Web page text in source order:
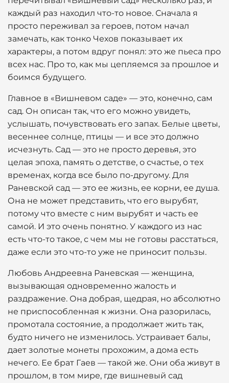
каждый раз находил что-то новое. Сначала я
просто переживал за героев, потом начал
замечать, как тонко Чехов показывает их
характеры, а потом вдруг понял: это же пьеса про
всех нас. Про то, как мы цепляемся за прошлое и
боимся будущего.
Главное в «Вишневом саде» — это, конечно, сам
сад. Он описан так, что его можно увидеть,
услышать, почувствовать его запах. Белые цветы,
весеннее солнце, птицы — и все это должно
исчезнуть. Сад — это не просто деревья, это
целая эпоха, память о детстве, о счастье, о тех
временах, когда все было по-другому. Для
Раневской сад — это ее жизнь, ее корни, ее душа.
Она не может представить, что его вырубят,
потому что вместе с ним вырубят и часть ее
самой. И это очень понятно. У каждого из нас
есть что-то такое, с чем мы не готовы расстаться,
даже если это что-то уже не приносит пользы.
Любовь Андреевна Раневская — женщина,
вызывающая одновременно жалость и
раздражение. Она добрая, щедрая, но абсолютно
не приспособленная к жизни. Она разорилась,
промотала состояние, а продолжает жить так,
будто ничего не изменилось. Устраивает балы,
дает золотые монеты прохожим, а дома есть
нечего. Ее брат Гаев — такой же. Они оба живут в
прошлом, в том мире, где вишневый сад